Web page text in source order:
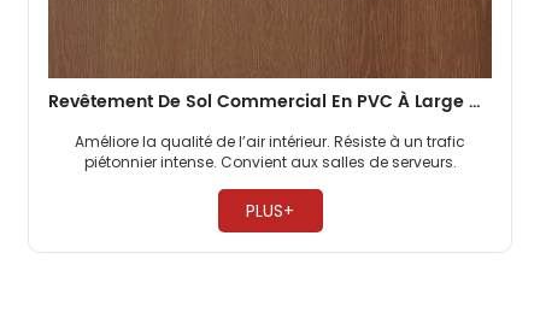
Revêtement De Sol Commercial En PVC À Large Gamme De Couleurs De 3 Mm Pour Les Gymnases
Améliore la qualité de l’air intérieur. Résiste à un trafic
piétonnier intense. Convient aux salles de serveurs. ​
PLUS+